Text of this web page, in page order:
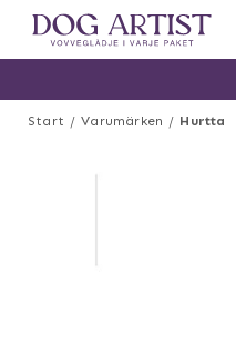
Start Varumärken Hurtta